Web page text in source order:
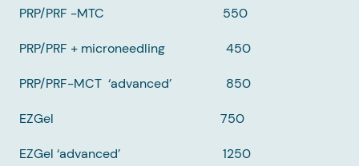
PRP/PRF -MTC 550
PRP/PRF + microneedling 450
PRP/PRF-MCT ‘advanced’ 850
EZGel 750
EZGel ‘advanced’ 1250